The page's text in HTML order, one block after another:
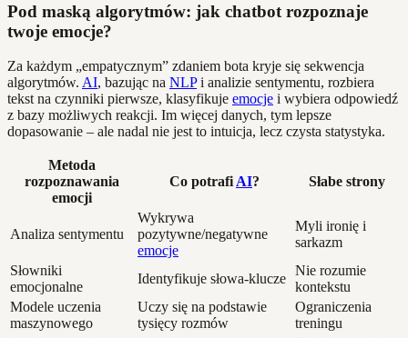
Pod maską algorytmów: jak chatbot rozpoznaje
twoje emocje?
Za każdym „empatycznym” zdaniem bota kryje się sekwencja
algorytmów. AI, bazując na NLPi analizie sentymentu, rozbiera
tekst na czynniki pierwsze, klasyfikuje emocje i wybiera odpowiedź
z bazy możliwych reakcji. Im więcej danych, tym lepsze
dopasowanie – ale nadal nie jest to intuicja, lecz czysta statystyka.
Metoda
rozpoznawania
emocji
Co potrafi AI? Słabe strony
Analiza sentymentu
Wykrywa
pozytywne/negatywne
emocje
Myli ironię i
sarkazm
Słowniki
emocjonalne
Identyfikuje słowa-klucze
Nie rozumie
kontekstu
Modele uczenia
maszynowego
Uczy się na podstawie
tysięcy rozmów
Ograniczenia
treningu